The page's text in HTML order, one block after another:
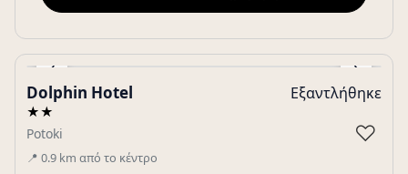
‹ ›
Gallery
Dolphin Hotel
★★
Potoki
📍 0.9 km από το κέντρο
Εξαντλήθηκε
♡